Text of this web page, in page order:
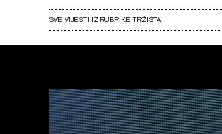
SVE VIJESTI IZ RUBRIKE TRŽIŠTA